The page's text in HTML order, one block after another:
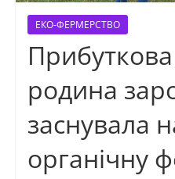
ЕКО-ФЕРМЕРСТВО
родина
заснувала
органічну